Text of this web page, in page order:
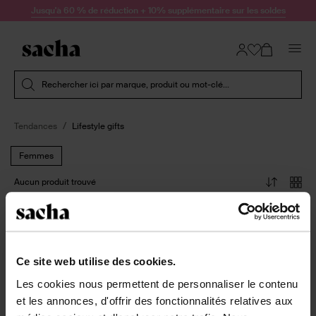
Ce site web utilise des cookies.
Les cookies nous permettent de personnaliser le contenu
et les annonces, d'offrir des fonctionnalités relatives aux
Passer au contenu
Jusqu'à 60 % de réduction + 10% supplémentaire sur les soldes
Rechercher ici par marque, produit ou mot-clé...
Tendances Lifestyle gifts
Femmes
Aucun produit trouvé
À propos de Sacha
Service clientèle